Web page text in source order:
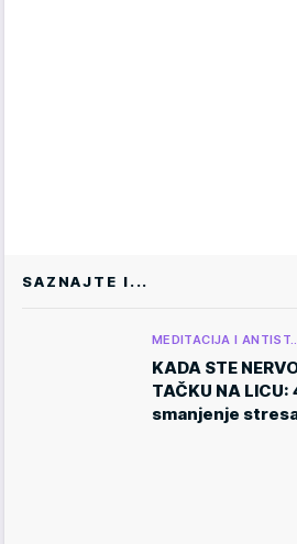
SAZNAJTE I...
MEDITACIJA I
KADA STE
TAČKU NA
smanjenje